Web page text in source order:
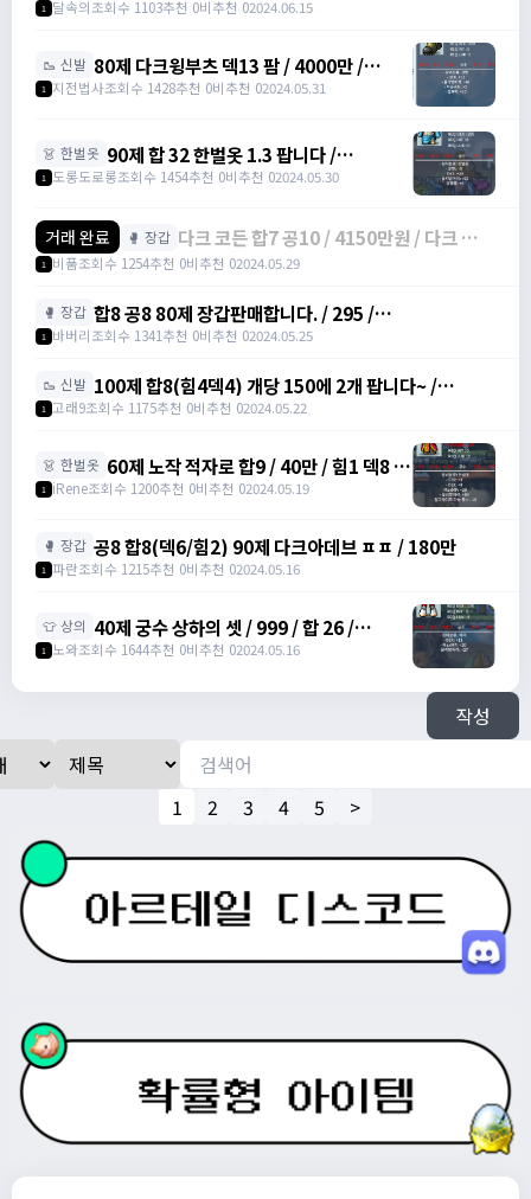
1 달속의조회수 1103추천 0비추천 02024.06.15
🥾 신발 80제 다크윙부츠 덱13 팜 / 4000만 /
https://open.kakao.com/o/stXXW99f
1 지전법사조회수 1428추천 0비추천 02024.05.31
👗 한벌옷 90제 합 32 한벌옷 1.3 팝니다 /
130,000,000 / 90제 합 32 한벌옷 /
https://open.kakao.com/o/s5skYEag
1 도롱도로롱조회수 1454추천 0비추천 02024.05.30
거래 완료 🥊 장갑 다크 코든 합7 공10 / 4150만원 / 다크 코든
다크코든 /
1 비품조회수 1254추천 0비추천 02024.05.29
🥊 장갑 합8 공8 80제 장갑판매합니다. / 295 /
https://open.kakao.com/o/gaBgfYeg /
1 바버리조회수 1341추천 0비추천 02024.05.25
🥾 신발 100제 합8(힘4덱4) 개당 150에 2개 팝니다~ /
1500000 /
1 고래9조회수 1175추천 0비추천 02024.05.22
👗 한벌옷 60제 노작 적자로 합9 / 40만 / 힘1 덱8 /
https://open.kakao.com/o/sIu3Itmg
1 iRene조회수 1200추천 0비추천 02024.05.19
🥊 장갑 공8 합8(덱6/힘2) 90제 다크아데브 ㅍㅍ / 180만
1 파란조회수 1215추천 0비추천 02024.05.16
👕 상의 40제 궁수 상하의 셋 / 999 / 합 26 /
https://open.kakao.com/o/su5eIheg
1 노와조회수 1644추천 0비추천 02024.05.16
작성
1 2 3 4 5 >